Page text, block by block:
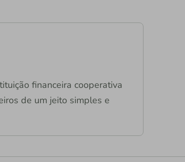
financeira cooperativa
de um jeito simples e